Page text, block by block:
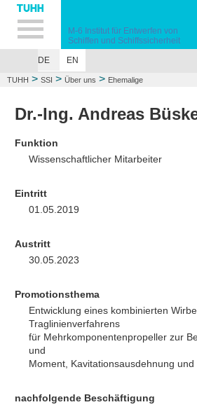
Hauptnavigation
Unternavigation
Inhalt
Suche
M-6 Institut für Entwerfen von
Schiffen und Schiffssicherheit
DE
EN
TUHH > SSI > Über uns > Ehemalige
Dr.-Ing. Andreas
Funktion
Wissenschaftlicher Mitarbeiter
Eintritt
01.05.2019
Austritt
30.05.2023
Promotionsthema
Entwicklung eines kombinierten
Traglinienverfahrens
für Mehrkomponentenpropeller zur
und
Moment, Kavitationsausdehnung und
nachfolgende Beschäftigung